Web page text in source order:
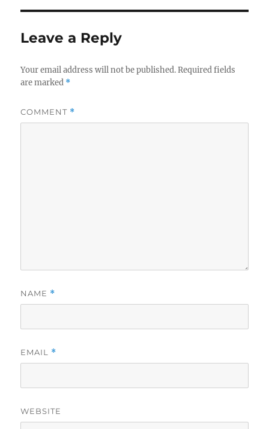
Leave a Reply
Your email address will not be published. Required fields
are marked *
COMMENT *
NAME *
EMAIL *
WEBSITE